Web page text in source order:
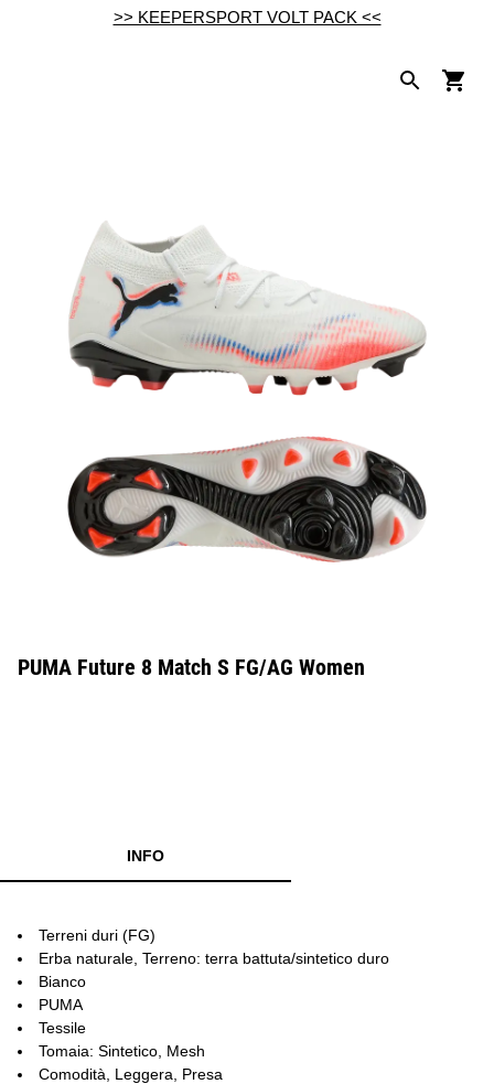
>> KEEPERSPORT VOLT PACK <<
PUMA Future 8 Match S FG/AG Women
INFO
Terreni duri (FG)
Erba naturale, Terreno: terra battuta/sintetico duro
Bianco
PUMA
Tessile
Tomaia: Sintetico, Mesh
Comodità, Leggera, Presa